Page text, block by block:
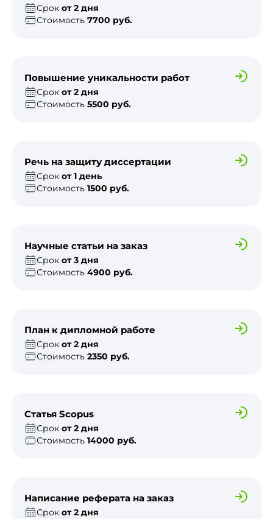
Срок от 2 дня
Стоимость 7700 руб.
Повышение уникальности работ
Срок от 2 дня
Стоимость 5500 руб.
Речь на защиту диссертации
Срок от 1 день
Стоимость 1500 руб.
Научные статьи на заказ
Срок от 3 дня
Стоимость 4900 руб.
План к дипломной работе
Срок от 2 дня
Стоимость 2350 руб.
Статья Scopus
Срок от 2 дня
Стоимость 14000 руб.
Написание реферата на заказ
Срок от 2 дня